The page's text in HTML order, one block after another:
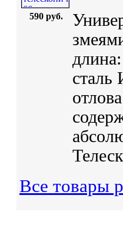
590 руб.
сталь
Все товары